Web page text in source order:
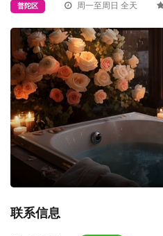
普陀区 周一至周日 全天
联系信息